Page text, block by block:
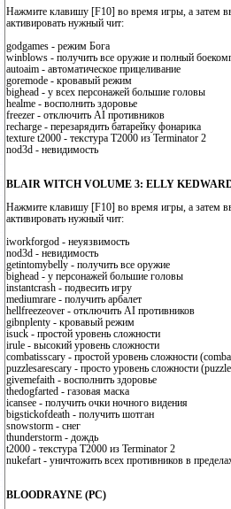
Нажмите клавишу [F10] во время игры, а затем
активировать нужный чит:
godgames - режим Бога
winblows - получить все оружие и полный
autoaim - автоматическое прицеливание
goremode - кровавый режим
bighead - у всех персонажей большие головы
healme - восполнить здоровье
freezer - отключить AI противников
recharge - перезарядить батарейку фонарика
texture t2000 - текстура Т2000 из Terminator 2
nod3d - невидимость
BLAIR WITCH VOLUME 3: ELLY
Нажмите клавишу [F10] во время игры, а затем
активировать нужный чит:
iworkforgod - неуязвимость
nod3d - невидимость
getintomybelly - получить все оружие
bighead - у персонажей большие головы
instantcrash - подвесить игру
mediumrare - получить арбалет
hellfreezeover - отключить AI противников
gibnplenty - кровавый режим
isuck - простой уровень сложности
irule - высокий уровень сложности
combatisscary - простой уровень сложности
puzzlesarescary - просто уровень сложности
givemefaith - восполнить здоровье
thedogfarted - газовая маска
icansee - получить очки ночного видения
bigstickofdeath - получить шотган
snowstorm - снег
thunderstorm - дождь
t2000 - текстура Т2000 из Terminator 2
nukefart - уничтожить всех противников в
BLOODRAYNE (PC)